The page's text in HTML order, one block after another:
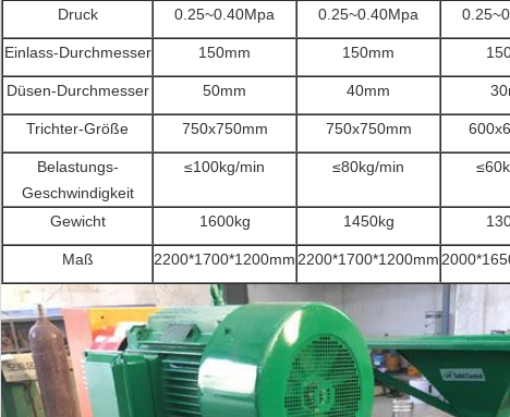
Druck 0.25~0.40Mpa 0.25~0.40Mpa
Einlass-Durchmesser 150mm 150mm
Düsen-Durchmesser 50mm 40mm
Trichter-Größe 750x750mm 750x750mm
Belastungs-
Geschwindigkeit
≤100kg/min ≤80kg/min
Gewicht 1600kg 1450kg
Maß 2200*1700*1200mm 2200*1700*1200mm